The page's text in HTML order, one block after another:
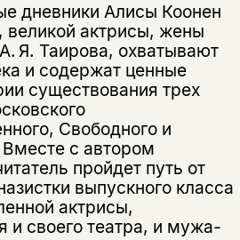
дневники Алисы Коонен
великой актрисы, жены
Я. Таирова, охватывают
и содержат ценные
существования трех
Свободного и
с автором
пройдет путь от
выпускного класса
актрисы,
и своего театра, и мужа-